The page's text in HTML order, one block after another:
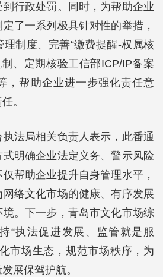
行政处罚。同时，为帮助企业
了一系列极具针对性的举措，
制度、完善“缴费提醒-权属核
、定期核验工信部ICP/IP备案
，帮助企业进一步强化责任意
。
法局相关负责人表示，此番通
明确企业法定义务、警示风险
帮助企业提升自身管理水平，
络文化市场的健康、有序发展
。下一步，青岛市文化市场综
“执法促进发展、监管就是服
市场生态，规范市场秩序，为
展保驾护航。